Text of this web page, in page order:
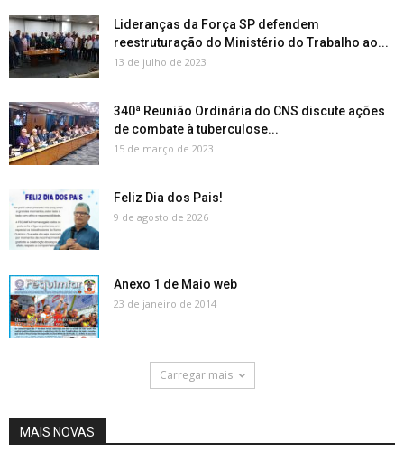
Lideranças da Força SP defendem
reestruturação do Ministério do Trabalho ao...
13 de julho de 2023
340ª Reunião Ordinária do CNS discute ações
de combate à tuberculose...
15 de março de 2023
Feliz Dia dos Pais!
9 de agosto de 2026
Anexo 1 de Maio web
23 de janeiro de 2014
Carregar mais
MAIS NOVAS